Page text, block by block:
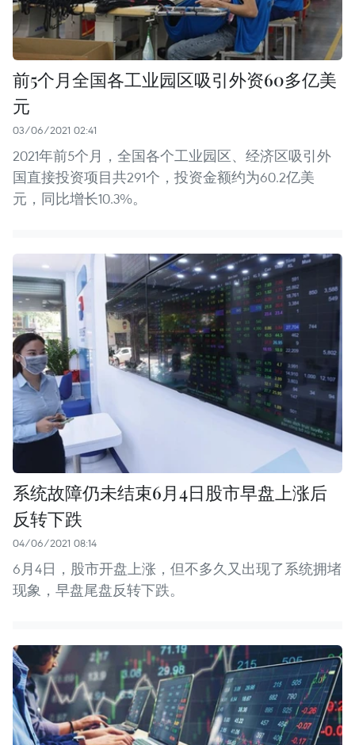
前5个月全国各工业园区吸引外资60多亿美
元
03/06/2021 02:41
2021年前5个月，全国各个工业园区、经济区吸引外
国直接投资项目共291个，投资金额约为60.2亿美
元，同比增长10.3%。
系统故障仍未结束6月4日股市早盘上涨后
反转下跌
04/06/2021 08:14
6月4日，股市开盘上涨，但不多久又出现了系统拥堵
现象，早盘尾盘反转下跌。